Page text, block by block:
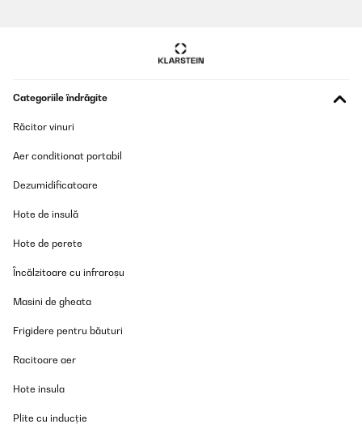
Categoriile îndrăgite
Răcitor vinuri
Aer conditionat portabil
Dezumidificatoare
Hote de insulă
Hote de perete
Încălzitoare cu infraroșu
Masini de gheata
Frigidere pentru băuturi
Racitoare aer
Hote insula
Plite cu inducție